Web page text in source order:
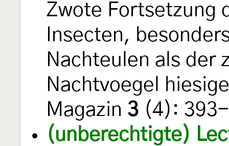
Zwote Fortsetzung
Insecten,
Nachteulen als der
Nachtvoegel
Magazin 3 (4):
(unberechtigte)